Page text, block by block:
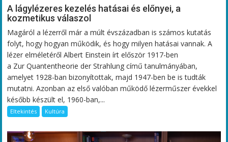
A lágylézeres kezelés hatásai és előnyei, a
kozmetikus válaszol
Magáról a lézerről már a múlt évszázadban is számos kutatás
folyt, hogy hogyan működik, és hogy milyen hatásai vannak. A
lézer elméletéről Albert Einstein írt először 1917-ben
a Zur Quantentheorie der Strahlung című tanulmányában,
amelyet 1928-ban bizonyítottak, majd 1947-ben be is tudták
mutatni. Azonban az első valóban működő lézerműszer évekkel
később készült el, 1960-ban,...
Eltekintés Kultúra